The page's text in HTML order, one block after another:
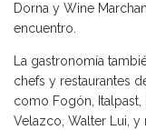
Dorna y Wine
encuentro.
La gastronomía
chefs y restaurantes
como Fogón, Italpast,
Velazco, Walter Lui, y